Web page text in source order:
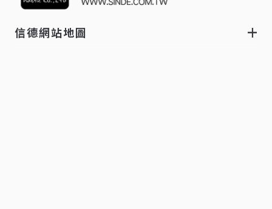
信德網站地圖